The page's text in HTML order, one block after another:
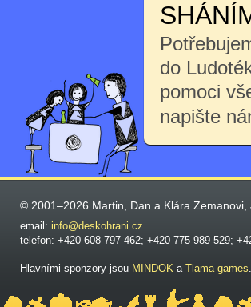
do
pomoci
napište
© 2001–2026 Martin, Dan a Klára Zemanovi,
email: info@deskohrani.cz
telefon: +420 608 797 462; +420 775 989 529;
Hlavními sponzory jsou MINDOK a Tlama games.